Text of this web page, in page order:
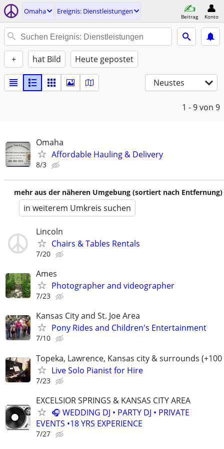
Omaha Ereignis: Dienstleistungen
Beitrag Konto
+ hat Bild Heute gepostet
Neustes
1 - 9von 9
Omaha
Affordable Hauling & Delivery
8/3
mehr aus der näheren Umgebung (sortiert nach Entfernung)
in weiterem Umkreis suchen
Lincoln
Chairs & Tables Rentals
7/20
Ames
Photographer and videographer
7/23
Kansas City and St. Joe Area
Pony Rides and Children's Entertainment
7/10
Topeka, Lawrence, Kansas city & surrounds
Live Solo Pianist for Hire
7/23
EXCELSIOR SPRINGS & KANSAS CITY AREA
🎧 WEDDING DJ • PARTY DJ • PRIVATE
EVENTS •18 YRS EXPERIENCE
7/27